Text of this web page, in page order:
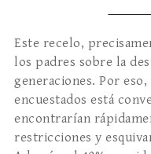
Este recelo,
los padres sobre la
generaciones. Por
encuestados está
encontrarían
restricciones y